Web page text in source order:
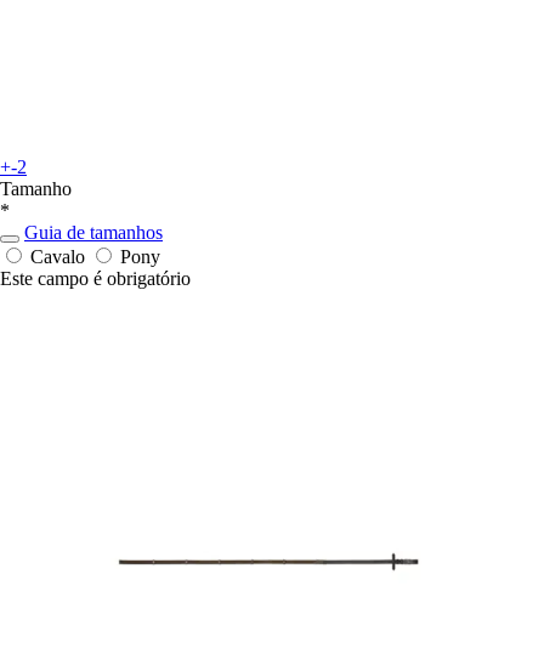
+-2
Tamanho
*
Guia de tamanhos
Cavalo
Pony
Este campo é obrigatório